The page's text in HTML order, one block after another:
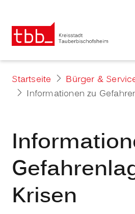
Startseite
Bürger &
Informationen zu
Krisen